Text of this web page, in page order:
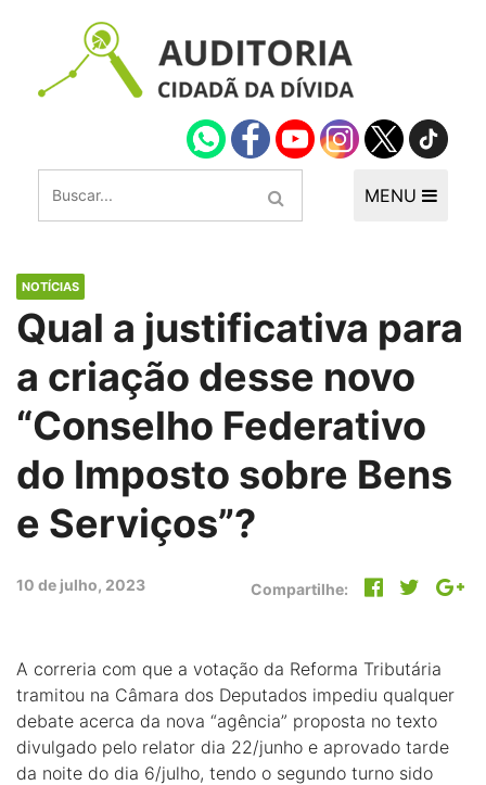
MENU
NOTÍCIAS
Qual a justificativa para
a criação desse novo
“Conselho Federativo
do Imposto sobre Bens
e Serviços”?
10 de julho, 2023 Compartilhe:
A correria com que a votação da Reforma Tributária
tramitou na Câmara dos Deputados impediu qualquer
debate acerca da nova “agência” proposta no texto
divulgado pelo relator dia 22/junho e aprovado tarde
da noite do dia 6/julho, tendo o segundo turno sido